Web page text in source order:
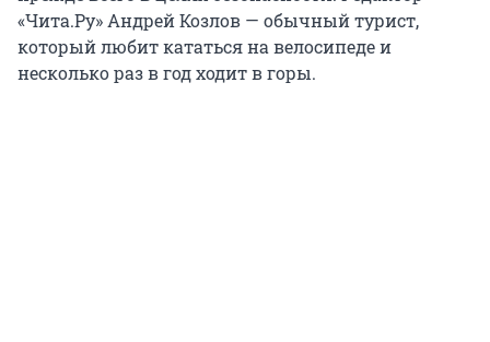
«Чита.Ру» Андрей Козлов — обычный турист,
который любит кататься на велосипеде и
несколько раз в год ходит в горы.